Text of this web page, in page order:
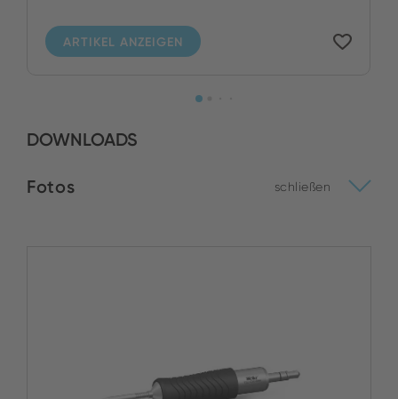
ARTIKEL ANZEIGEN
DOWNLOADS
Fotos schließen